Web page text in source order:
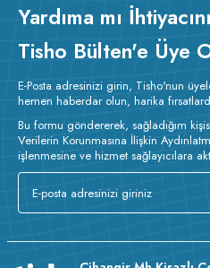
Yardıma mı
Tisho Bülten'e Üye
E-Posta adresinizi girin, Tisho'nun
hemen haberdar olun, harika
Bu formu göndererek, sağladığım
Verilerin Korunmasına İlişkin
işlenmesine ve hizmet sağlayıcılara